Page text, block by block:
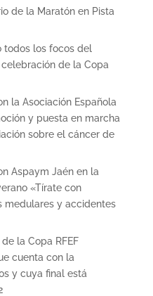
de la Maratón en Pista
todos los focos del
de la Copa
la Asociación Española
y puesta en marcha
sobre el cáncer de
Aspaym Jaén en la
«Tírate con
medulares y accidentes
la Copa RFEF
cuenta con la
y cuya final está